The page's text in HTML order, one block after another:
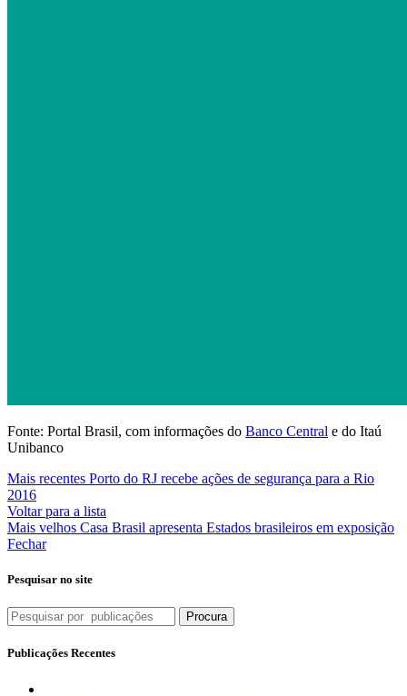
Fonte: Portal Brasil, com informações do Banco Central e do Itaú
Unibanco
Mais recentes Porto do RJ recebe ações de segurança para a Rio
2016
Voltar para a lista
Mais velhos Casa Brasil apresenta Estados brasileiros em exposição
Fechar
Pesquisar no site
Procura
Publicações Recentes